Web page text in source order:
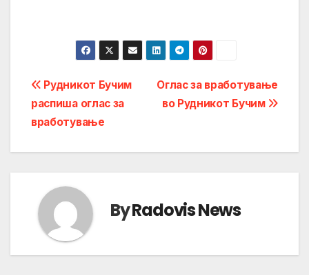
Post
navigation
Оглас за вработување
во Рудникот Бучим
Рудникот Бучим
распиша оглас за
вработување
ByRadovis News